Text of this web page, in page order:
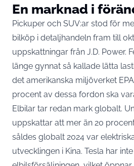
En marknad i
Pickuper och SUV:ar stod för
bilköp i detaljhandeln fram till
uppskattningar från J.D. Power.
länge gynnat så kallade lätta
det amerikanska miljöverket
procent av dessa fordon ska
Elbilar tar redan mark globalt.
uppskattar att mer än 20
såldes globalt 2024 var
utvecklingen i Kina. Tesla har